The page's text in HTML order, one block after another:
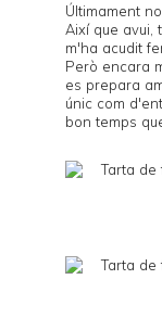
Últimament
Així que avui,
m'ha acudit
Però encara
es prepara
únic com
bon temps